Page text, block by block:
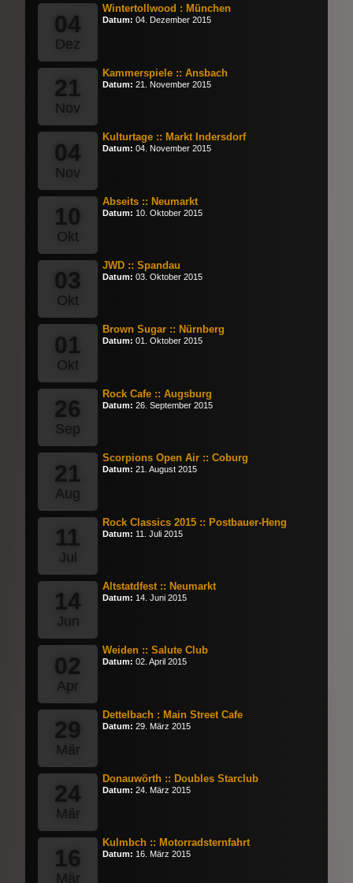
04
Dez
Wintertollwood : München
Datum: 04. Dezember 2015
21
Nov
Kammerspiele :: Ansbach
Datum: 21. November 2015
04
Nov
Kulturtage :: Markt Indersdorf
Datum: 04. November 2015
10
Okt
Abseits :: Neumarkt
Datum: 10. Oktober 2015
03
Okt
JWD :: Spandau
Datum: 03. Oktober 2015
01
Okt
Brown Sugar :: Nürnberg
Datum: 01. Oktober 2015
26
Sep
Rock Cafe :: Augsburg
Datum: 26. September 2015
21
Aug
Scorpions Open Air :: Coburg
Datum: 21. August 2015
11
Jul
Rock Classics 2015 :: Postbauer-Heng
Datum: 11. Juli 2015
14
Jun
Altstatdfest :: Neumarkt
Datum: 14. Juni 2015
02
Apr
Weiden :: Salute Club
Datum: 02. April 2015
29
Mär
Dettelbach : Main Street Cafe
Datum: 29. März 2015
24
Mär
Donauwörth :: Doubles Starclub
Datum: 24. März 2015
16
Mär
Kulmbch :: Motorradsternfahrt
Datum: 16. März 2015